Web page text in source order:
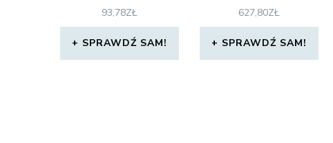
93,78ZŁ
SPRAWDŹ SAM!
627,80ZŁ
SPRAWDŹ SAM!